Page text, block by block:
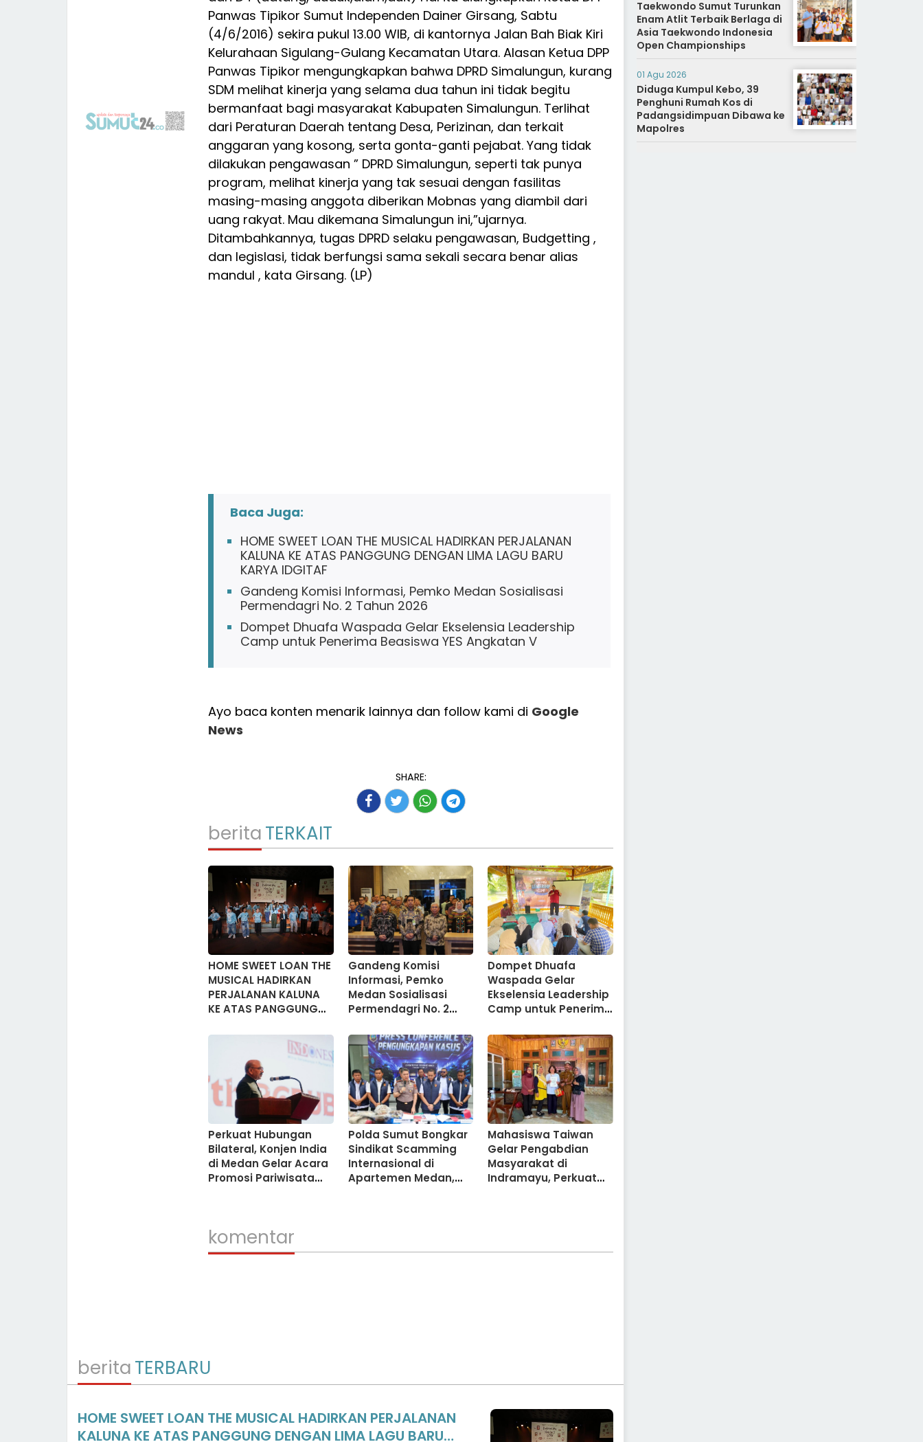
Panwas Tipikor Sumut Independen Dainer Girsang, Sabtu
(4/6/2016) sekira pukul 13.00 WIB, di kantornya Jalan Bah Biak Kiri
Kelurahaan Sigulang-Gulang Kecamatan Utara. Alasan Ketua DPP
Panwas Tipikor mengungkapkan bahwa DPRD Simalungun, kurang
SDM melihat kinerja yang selama dua tahun ini tidak begitu
bermanfaat bagi masyarakat Kabupaten Simalungun. Terlihat
dari Peraturan Daerah tentang Desa, Perizinan, dan terkait
anggaran yang kosong, serta gonta-ganti pejabat. Yang tidak
dilakukan pengawasan ” DPRD Simalungun, seperti tak punya
program, melihat kinerja yang tak sesuai dengan fasilitas
masing-masing anggota diberikan Mobnas yang diambil dari
uang rakyat. Mau dikemana Simalungun ini,”ujarnya.
Ditambahkannya, tugas DPRD selaku pengawasan, Budgetting ,
dan legislasi, tidak berfungsi sama sekali secara benar alias
mandul , kata Girsang. (LP)
Baca Juga:
HOME SWEET LOAN THE MUSICAL HADIRKAN PERJALANAN
KALUNA KE ATAS PANGGUNG DENGAN LIMA LAGU BARU
KARYA IDGITAF
Gandeng Komisi Informasi, Pemko Medan Sosialisasi
Permendagri No. 2 Tahun 2026
Dompet Dhuafa Waspada Gelar Ekselensia Leadership
Camp untuk Penerima Beasiswa YES Angkatan V
Ayo baca konten menarik lainnya dan follow kami di Google
News
SHARE:
beritaTERKAIT
HOME SWEET LOAN THE
MUSICAL HADIRKAN
PERJALANAN KALUNA
KE ATAS PANGGUNG
BARU KARYA IDGITAF
Gandeng Komisi
Informasi, Pemko
Medan Sosialisasi
Permendagri No. 2
Dompet Dhuafa
Waspada Gelar
Ekselensia Leadership
Camp untuk Penerima
Angkatan V
Perkuat Hubungan
Bilateral, Konjen India
di Medan Gelar Acara
Promosi Pariwisata
Polda Sumut Bongkar
Sindikat Scamming
Internasional di
Apartemen Medan,
Mahasiswa Taiwan
Gelar Pengabdian
Masyarakat di
Indramayu, Perkuat
komentar
beritaTERBARU
HOME SWEET LOAN THE MUSICAL HADIRKAN PERJALANAN
KALUNA KE ATAS PANGGUNG DENGAN LIMA LAGU BARU
Taekwondo Sumut Turunkan
Enam Atlit Terbaik Berlaga di
Asia Taekwondo Indonesia
Open Championships
01 Agu 2026
Diduga Kumpul Kebo, 39
Penghuni Rumah Kos di
Padangsidimpuan Dibawa ke
Mapolres